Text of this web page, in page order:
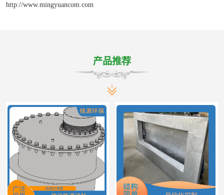
http://www.mingyuancom.com
产品推荐